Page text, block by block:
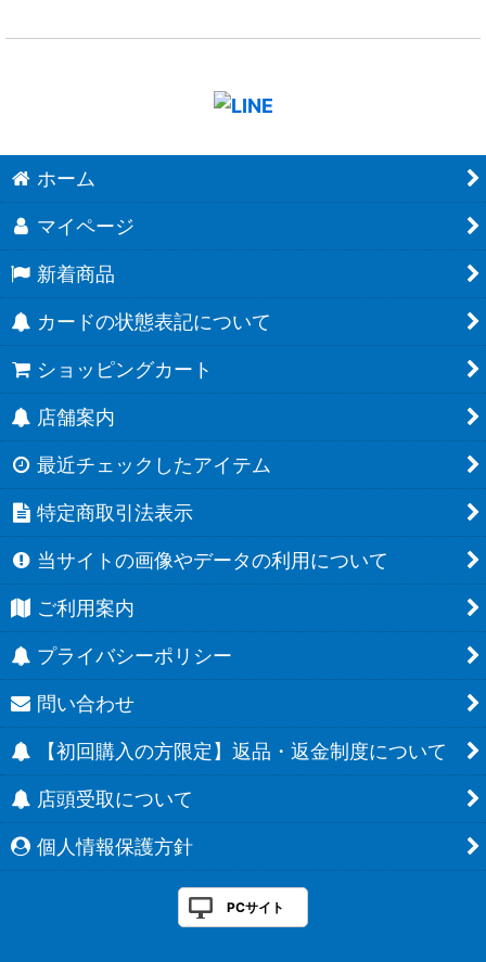
ホーム
マイページ
新着商品
カードの状態表記について
ショッピングカート
店舗案内
最近チェックしたアイテム
特定商取引法表示
当サイトの画像やデータの利用について
ご利用案内
プライバシーポリシー
問い合わせ
【初回購入の方限定】返品・返金制度について
店頭受取について
個人情報保護方針
PCサイト